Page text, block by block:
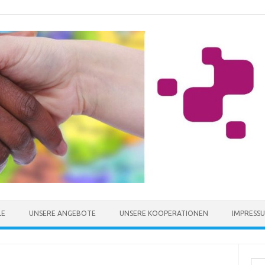
UNSERE ANGEBOTE UNSERE KOOPERATIONEN